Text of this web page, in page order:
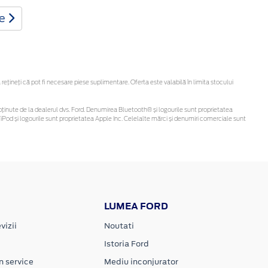
că pot fi necesare piese suplimentare. Oferta este valabilă în limita stocului
de la dealerul dvs. Ford. Denumirea Bluetooth® și logourile sunt proprietatea
și logourile sunt proprietatea Apple Inc. Celelalte mărci și denumiri comerciale sunt
service
LUMEA FORD
Noutati
Istoria Ford
Mediu inconjurator